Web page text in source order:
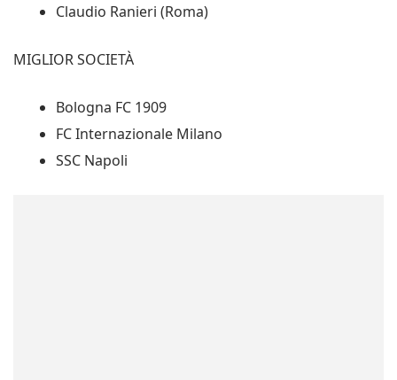
Claudio Ranieri (Roma)
MIGLIOR SOCIETÀ
Bologna FC 1909
FC Internazionale Milano
SSC Napoli